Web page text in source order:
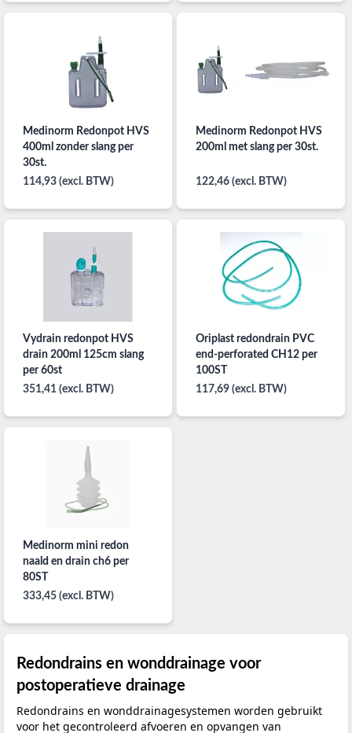
Medinorm Redonpot HVS
400ml zonder slang per
30st.
114,93 (excl. BTW)
Medinorm Redonpot HVS
200ml met slang per 30st.
122,46 (excl. BTW)
Vydrain redonpot HVS
drain 200ml 125cm slang
per 60st
351,41 (excl. BTW)
Oriplast redondrain PVC
end-perforated CH12 per
100ST
117,69 (excl. BTW)
Medinorm mini redon
naald en drain ch6 per
80ST
333,45 (excl. BTW)
Redondrains en wonddrainage voor
postoperatieve drainage
Redondrains en wonddrainagesystemen worden gebruikt
voor het gecontroleerd afvoeren en opvangen van